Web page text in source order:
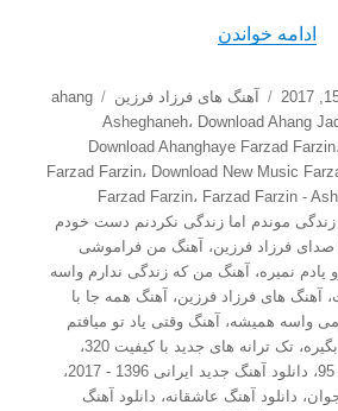
ادامه خواندن
دسته‌ها
آهنگ های فرزاد فرزین برچسب‌ها
ahang
Asheghaneh، Download Ahang
Download Ahanghaye Farzad Farzin،
Farzad Farzin، Download New Music
Farzad Farzin، Farzad Farzin -
زندگی موندم اما زندگی نکردنم دست خودم
صدای فرزاد فرزین،
آهنگ من فراموشی
یادم نمیره،
آهنگ من که زندگی ندارم واسه
، آهنگ های فرزاد فرزین،
آهنگ همه جا با
واسه همیشه،
آهنگ وقتی یاد تو میافتم
،تک ترانه های جدید با کیفیت 320
،
، دانلود آهنگ جدید ایرانی 1396 - 2017
،
، دانلود آهنگ عاشقانه، دانلود آهنگ